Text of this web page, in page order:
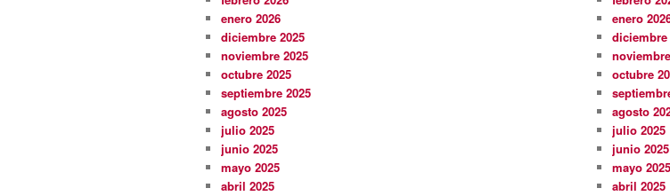
enero 2026
diciembre 2025
noviembre 2025
octubre 2025
septiembre 2025
agosto 2025
julio 2025
junio 2025
mayo 2025
abril 2025
enero
diciembre
octubre
agosto
julio 2025
junio 2025
mayo 2025
abril 2025